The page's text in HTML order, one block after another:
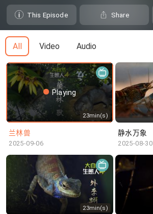
secondsThis Episode Share
All Video Audio
Playing
23min(s)
兰林兽
2025-09-06
静水万象
2025-08-30
23min(s)